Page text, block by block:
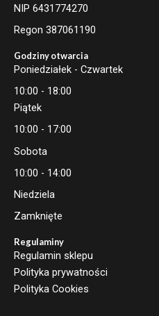
NIP 6431774270
Regon 387061190
Godziny otwarcia
Poniedziałek - Czwartek
10:00 - 18:00
Piątek
10:00 - 17:00
Sobota
10:00 - 14:00
Niedziela
Zamknięte
Regulaminy
Regulamin sklepu
Polityka prywatności
Polityka Cookies